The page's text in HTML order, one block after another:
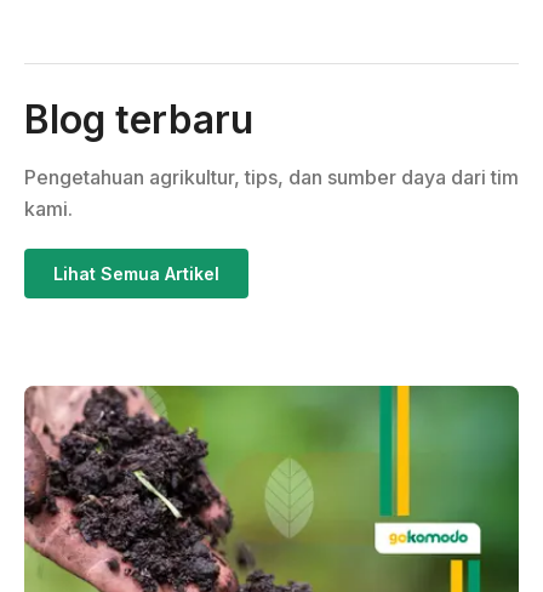
Blog terbaru
Pengetahuan agrikultur, tips, dan sumber daya dari tim
kami.
Lihat Semua Artikel